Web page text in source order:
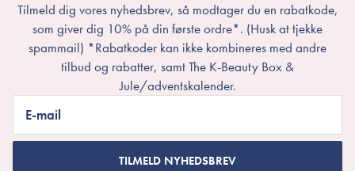
Tilmeld dig vores nyhedsbrev, så modtager du en rabatkode,
som giver dig 10% på din første ordre*. (Husk at tjekke
spammail) *Rabatkoder kan ikke kombineres med andre
tilbud og rabatter, samt The K-Beauty Box &
Jule/adventskalender.
E-mail
TILMELD NYHEDSBREV